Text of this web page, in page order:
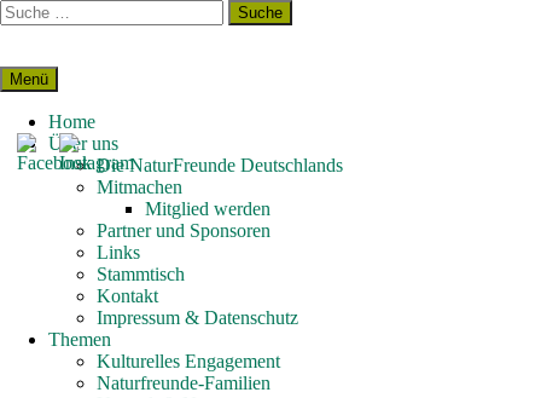
Zum
Inhalt
Suche
nach:
Menü
Home
Über uns
Die NaturFreunde Deutschlands
Mitmachen
Mitglied werden
Partner und Sponsoren
Links
Stammtisch
Kontakt
Impressum & Datenschutz
Themen
Kulturelles Engagement
Naturfreunde-Familien